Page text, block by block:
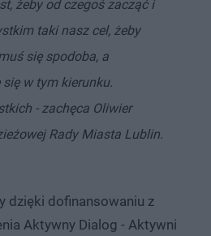
żeby od czegoś zacząć i
taki nasz cel, żeby
się spodoba, a
w tym kierunku.
- zachęca Oliwier
Rady Miasta Lublin.
dzięki dofinansowaniu z
Aktywny Dialog - Aktywni